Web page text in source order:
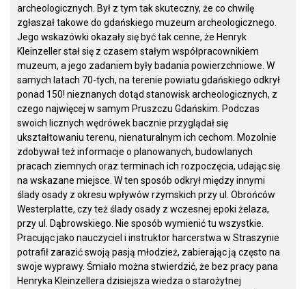
archeologicznych. Był z tym tak skuteczny, że co chwilę
zgłaszał takowe do gdańskiego muzeum archeologicznego.
Jego wskazówki okazały się być tak cenne, że Henryk
Kleinzeller stał się z czasem stałym współpracownikiem
muzeum, a jego zadaniem były badania powierzchniowe. W
samych latach 70-tych, na terenie powiatu gdańskiego odkrył
ponad 150! nieznanych dotąd stanowisk archeologicznych, z
czego najwięcej w samym Pruszczu Gdańskim. Podczas
swoich licznych wędrówek bacznie przyglądał się
ukształtowaniu terenu, nienaturalnym ich cechom. Mozolnie
zdobywał też informacje o planowanych, budowlanych
pracach ziemnych oraz terminach ich rozpoczęcia, udając się
na wskazane miejsce. W ten sposób odkrył między innymi
ślady osady z okresu wpływów rzymskich przy ul. Obrońców
Westerplatte, czy też ślady osady z wczesnej epoki żelaza,
przy ul. Dąbrowskiego. Nie sposób wymienić tu wszystkie.
Pracując jako nauczyciel i instruktor harcerstwa w Straszynie
potrafił zarazić swoją pasją młodzież, zabierając ją często na
swoje wyprawy. Śmiało można stwierdzić, że bez pracy pana
Henryka Kleinzellera dzisiejsza wiedza o starożytnej